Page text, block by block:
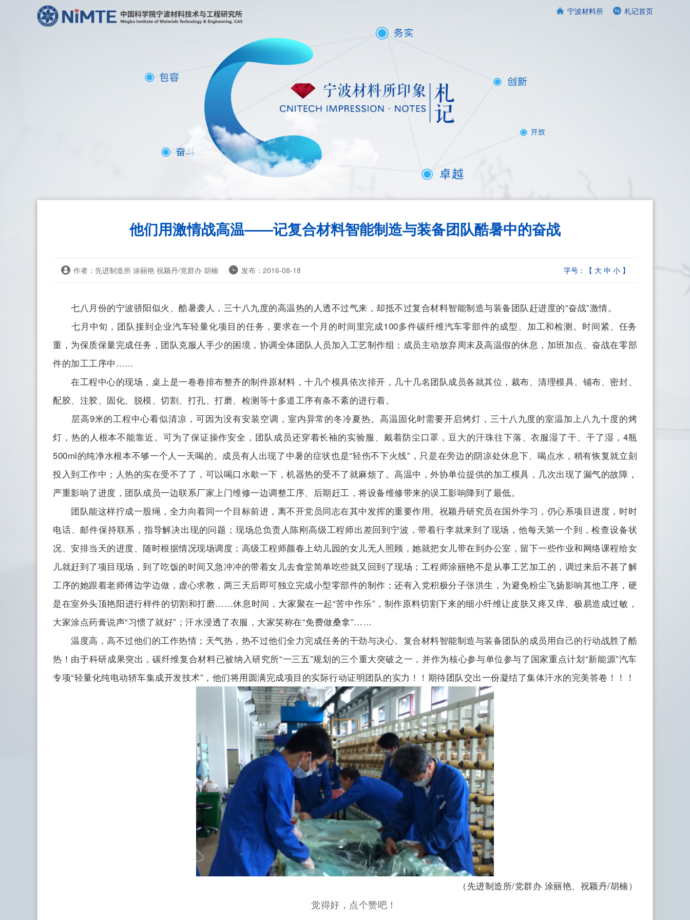
宁波材料所 札记首页
他们用激情战高温——记复合材料智能制造与装备团队酷暑中的奋战
作者：先进制造所 涂丽艳 祝颖丹/党群办 胡楠 发布：2016-08-18 字号：【 大 中 小 】
七八月份的宁波骄阳似火、酷暑袭人，三十八九度的高温热的人透不过气来，却抵不过复合材料智能制造与装备团队赶进度的“奋战”激情。
七月中旬，团队接到企业汽车轻量化项目的任务，要求在一个月的时间里完成100多件碳纤维汽车零部件的成型、加工和检测。时间紧、任务
重，为保质保量完成任务，团队克服人手少的困境，协调全体团队人员加入工艺制作组；成员主动放弃周末及高温假的休息，加班加点、奋战在零部
件的加工工序中……
在工程中心的现场，桌上是一卷卷排布整齐的制件原材料，十几个模具依次排开，几十几名团队成员各就其位，裁布、清理模具、铺布、密封、
配胶、注胶、固化、脱模、切割、打孔、打磨、检测等十多道工序有条不紊的进行着。
层高9米的工程中心看似清凉，可因为没有安装空调，室内异常的冬冷夏热。高温固化时需要开启烤灯，三十八九度的室温加上八九十度的烤
灯，热的人根本不能靠近。可为了保证操作安全，团队成员还穿着长袖的实验服、戴着防尘口罩，豆大的汗珠往下落、衣服湿了干、干了湿，4瓶
500ml的纯净水根本不够一个人一天喝的。成员有人出现了中暑的症状也是“轻伤不下火线”，只是在旁边的阴凉处休息下、喝点水，稍有恢复就立刻
投入到工作中；人热的实在受不了了，可以喝口水歇一下，机器热的受不了就麻烦了。高温中，外协单位提供的加工模具，几次出现了漏气的故障，
严重影响了进度，团队成员一边联系厂家上门维修一边调整工序、后期赶工，将设备维修带来的误工影响降到了最低。
团队能这样拧成一股绳，全力向着同一个目标前进，离不开党员同志在其中发挥的重要作用。祝颖丹研究员在国外学习，仍心系项目进度，时时
电话、邮件保持联系，指导解决出现的问题；现场总负责人陈刚高级工程师出差回到宁波，带着行李就来到了现场，他每天第一个到，检查设备状
况、安排当天的进度、随时根据情况现场调度；高级工程师颜春上幼儿园的女儿无人照顾，她就把女儿带在到办公室，留下一些作业和网络课程给女
儿就赶到了项目现场，到了吃饭的时间又急冲冲的带着女儿去食堂简单吃些就又回到了现场；工程师涂丽艳不是从事工艺加工的，调过来后不甚了解
工序的她跟着老师傅边学边做，虚心求教，两三天后即可独立完成小型零部件的制作；还有入党积极分子张洪生，为避免粉尘飞扬影响其他工序，硬
是在室外头顶艳阳进行样件的切割和打磨……休息时间，大家聚在一起“苦中作乐”，制作原料切割下来的细小纤维让皮肤又疼又痒、极易造成过敏，
大家涂点药膏说声“习惯了就好”；汗水浸透了衣服，大家笑称在“免费做桑拿”……
温度高，高不过他们的工作热情；天气热，热不过他们全力完成任务的干劲与决心。复合材料智能制造与装备团队的成员用自己的行动战胜了酷
热！由于科研成果突出，碳纤维复合材料已被纳入研究所“一三五”规划的三个重大突破之一，并作为核心参与单位参与了国家重点计划“新能源”汽车
专项“轻量化纯电动轿车集成开发技术”，他们将用圆满完成项目的实际行动证明团队的实力！！期待团队交出一份凝结了集体汗水的完美答卷！！！
（先进制造所/党群办 涂丽艳、祝颖丹/胡楠）
觉得好，点个赞吧！